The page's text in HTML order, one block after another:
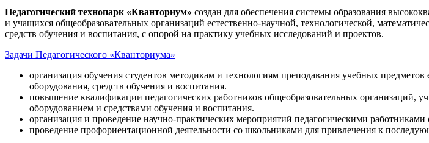
Педагогический технопарк «Кванториум» создан для обеспечения системы образования
и учащихся общеобразовательных организаций естественно-научной, технологической,
средств обучения и воспитания, с опорой на практику учебных исследований и проектов.
Задачи Педагогического «Кванториума»
организация обучения студентов методикам и технологиям преподавания учебных
оборудования, средств обучения и воспитания.
повышение квалификации педагогических работников общеобразовательных организаций,
оборудованием и средствами обучения и воспитания.
организация и проведение научно-практических мероприятий педагогическими
проведение профориентационной деятельности со школьниками для привлечения к